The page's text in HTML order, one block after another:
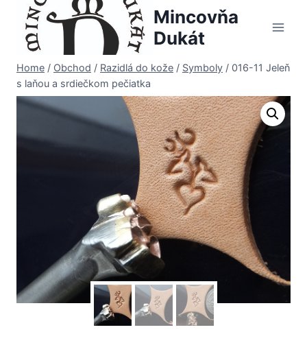
content
Mincovňa
Dukát
Home / Obchod / Razidlá do kože / Symboly / 016-11 Jeleň
s laňou a srdiečkom pečiatka